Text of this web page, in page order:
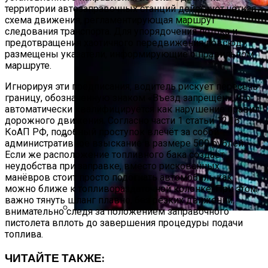
Преимущества И Особенности
Угольных Грилей
IT-Армия Украины Может Пойти По
территории автозаправочных станций действует чёткая
схема движения, регламентирующая маршрут
следования транспорта. Для упорядочения потока и
предотвращения хаотичного передвижения повсюду
размещены указатели, информирующие о правильном
маршруте.
Игнорируя эти предписания, водитель рискует пересечь
границу, обозначенную знаком «Въезд запрещён», что
автоматически квалифицируется как нарушение правил
дорожного движения. Согласно части 1 статьи 12.16
КоАП РФ, подобный проступок влечёт за собой
административное взыскание в размере 500 рублей.
Если же расположение топливного бака создаёт
неудобства при заправке, вместо рискованных
манёвров стоит просто подогнать автомобиль как
можно ближе к топливораздаточной колонке. При этом
важно тянуть шланг плавно, без резких движений,
внимательно следя за положением заправочного
пистолета вплоть до завершения процедуры подачи
топлива.
ЧИТАЙТЕ ТАКЖЕ: